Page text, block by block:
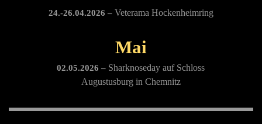
24.-26.04.2026 – Veterama Hockenheimring
Mai
02.05.2026 – Sharknoseday auf Schloss
Augustusburg in Chemnitz